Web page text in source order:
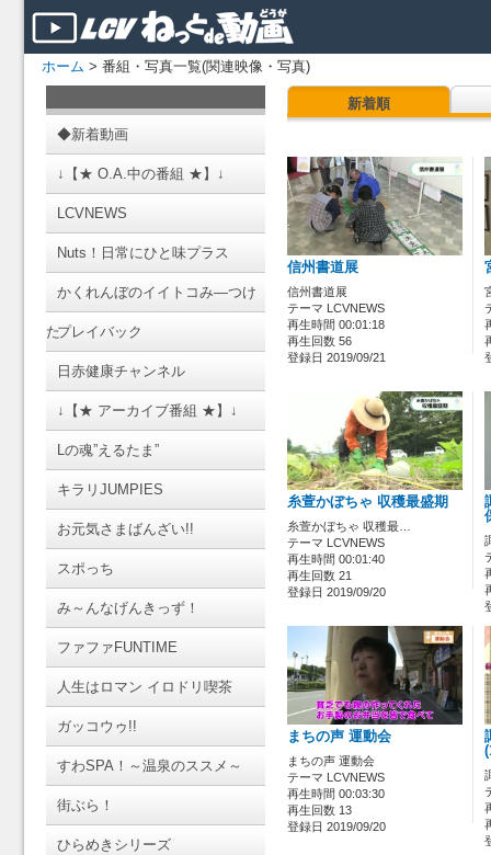
ホーム > 番組・写真一覧(関連映像・写真)
◆新着動画
↓【★ O.A.中の番組 ★】↓
LCVNEWS
Nuts！日常にひと味プラス
かくれんぼのイイトコみ―つけ
たプレイバック
日赤健康チャンネル
↓【★ アーカイブ番組 ★】↓
Lの魂”えるたま”
キラリJUMPIES
お元気さまばんざい!!
スポっち
み～んなげんきっず！
ファファFUNTIME
人生はロマン イロドリ喫茶
ガッコウゥ!!
すわSPA！～温泉のススメ～
街ぶら！
ひらめきシリーズ
新着順
信州書道展
信州書道展
テーマ LCVNEWS
再生時間 00:01:18
再生回数 56
登録日 2019/09/21
糸萱かぼちゃ 収穫最盛期
糸萱かぼちゃ 収穫最…
テーマ LCVNEWS
再生時間 00:01:40
再生回数 21
登録日 2019/09/20
まちの声 運動会
まちの声 運動会
テーマ LCVNEWS
再生時間 00:03:30
再生回数 13
登録日 2019/09/20